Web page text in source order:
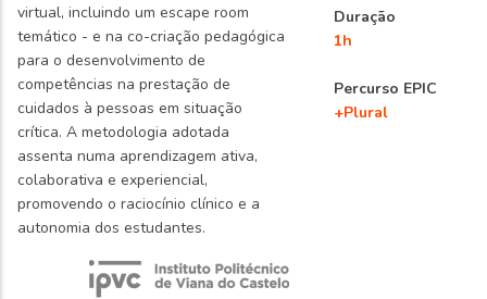
virtual, incluindo um escape room
temático - e na co-criação pedagógica
para o desenvolvimento de
competências na prestação de
cuidados à pessoas em situação
crítica. A metodologia adotada
assenta numa aprendizagem ativa,
colaborativa e experiencial,
promovendo o raciocínio clínico e a
autonomia dos estudantes.
Duração
1h
Percurso EPIC
+Plural